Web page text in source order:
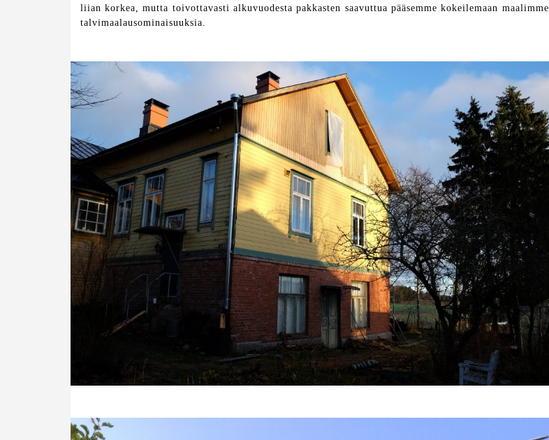
liian korkea, mutta toivottavasti alkuvuodesta pakkasten saavuttua pääsemme kokeilemaan maalimme
talvimaalausominaisuuksia.